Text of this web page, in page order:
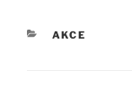
RUBRIKY
AKCE